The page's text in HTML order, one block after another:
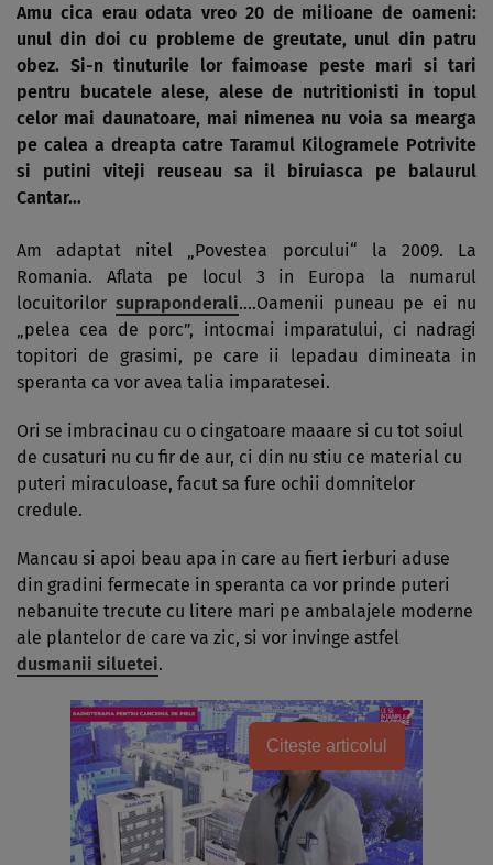
Amu cica erau odata vreo 20 de milioane de oameni:
unul din doi cu probleme de greutate, unul din patru
obez. Si-n tinuturile lor faimoase peste mari si tari
pentru bucatele alese, alese de nutritionisti in topul
celor mai daunatoare, mai nimenea nu voia sa mearga
pe calea a dreapta catre Taramul Kilogramele Potrivite
si putini viteji reuseau sa il biruiasca pe balaurul
Cantar…
Am adaptat nitel „Povestea por­cului“ la 2009. La
Romania. Aflata pe locul 3 in Europa la numarul
locuitorilor supraponderali….Oamenii puneau pe ei nu
„pelea cea de porc”, intocmai imparatului, ci na­dragi
topitori de grasimi, pe care ii lepadau di­mineata in
speranta ca vor avea talia im­paratesei.
Ori se imbracinau cu o cin­ga­toare maaare si cu tot soiul
de cusaturi nu cu fir de aur, ci din nu stiu ce ma­te­rial cu
puteri miraculoase, facut sa fure ochii domnitelor
credule.
Mancau si apoi beau apa in care au fiert ierburi aduse
din gradini fermecate in speranta ca vor prinde puteri
nebanuite trecute cu litere mari pe ambalajele moderne
ale plan­te­lor de care va zic, si vor invinge astfel
dusmanii siluetei.
Citește articolul